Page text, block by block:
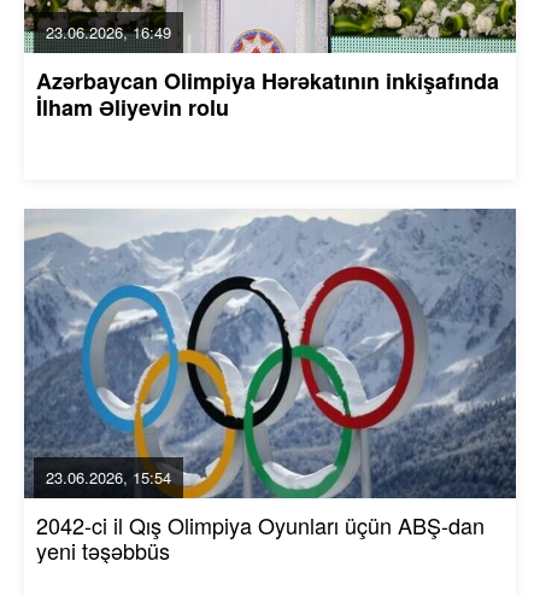
23.06.2026, 16:49
Azərbaycan Olimpiya Hərəkatının inkişafında
İlham Əliyevin rolu
23.06.2026, 15:54
2042-ci il Qış Olimpiya Oyunları üçün ABŞ-dan
yeni təşəbbüs